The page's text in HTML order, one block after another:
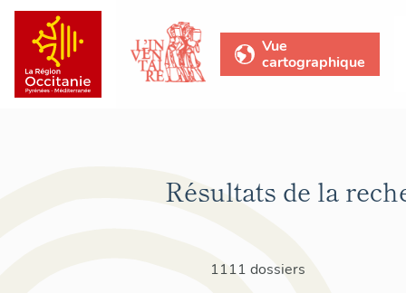
Vue
cartographique
Résultats de la
1111 dossiers